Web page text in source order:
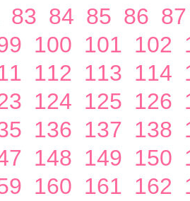
83 84 85 86 87
100 101 102
112 113 114
124 125 126
136 137 138
148 149 150
160 161 162